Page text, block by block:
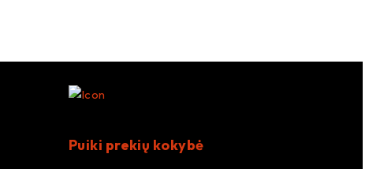
Puiki prekių kokybė